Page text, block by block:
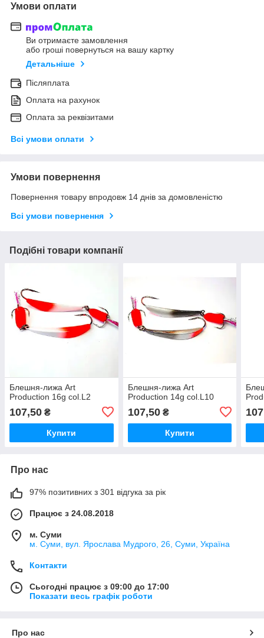
Умови оплати
Ви отримаєте замовлення
або гроші повернуться на вашу картку
Детальніше
Післяплата
Оплата на рахунок
Оплата за реквізитами
Всі умови оплати
Умови повернення
Повернення товару впродовж 14 днів за домовленістю
Всі умови повернення
Подібні товари компанії
Блешня-лижа Art
Production 16g col.L2
107,50 ₴
Купити
Блешня-лижа Art
Production 14g col.L10
107,50₴
Купити
Про нас
97% позитивних з 301 відгука за рік
Працює з 24.08.2018
м. Суми
м. Суми, вул. Ярослава Мудрого, 26, Суми, Україна
Контакти
Сьогодні працює з 09:00 до 17:00
Показати весь графік роботи
Про нас